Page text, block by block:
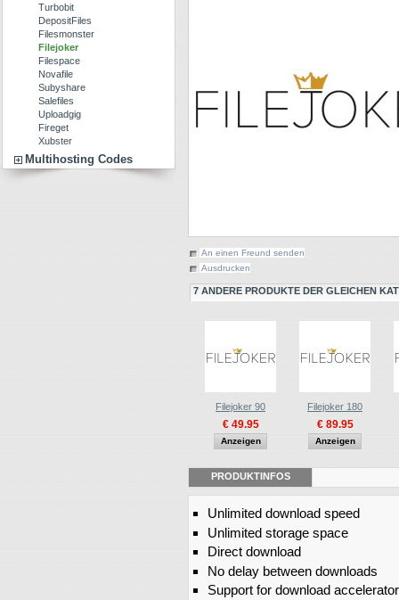
Turbobit
DepositFiles
Filesmonster
Filejoker
Filespace
Novafile
Subyshare
Salefiles
Uploadgig
Fireget
Xubster
Multihosting Codes
An einen Freund senden
Ausdrucken
7 ANDERE PRODUKTE DER GLEICHEN
Filejoker 90
€ 49.95
Anzeigen
Filejoker 180
€ 89.95
Anzeigen
PRODUKTINFOS
Unlimited download speed
Unlimited storage space
Direct download
No delay between downloads
Support for download